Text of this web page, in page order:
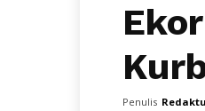
Penulis